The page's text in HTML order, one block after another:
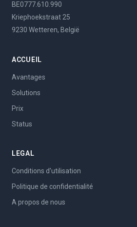
BE0777.610.990
Kriephoekstraat 25
9230 Wetteren, België
ACCUEIL
Avantages
Solutions
Prix
Status
LEGAL
Conditions d'utilisation
Politique de confidentialité
A propos de nous